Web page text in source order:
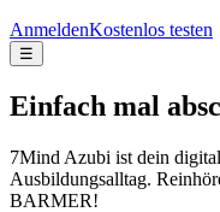
AnmeldenKostenlos testen
☰
Einfach mal
7Mind Azubi ist dein
Ausbildungsalltag.
BARMER!